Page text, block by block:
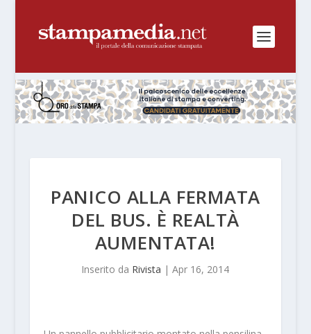
PANICO ALLA FERMATA
DEL BUS. È REALTÀ
AUMENTATA!
Inserito da Rivista |Apr 16, 2014